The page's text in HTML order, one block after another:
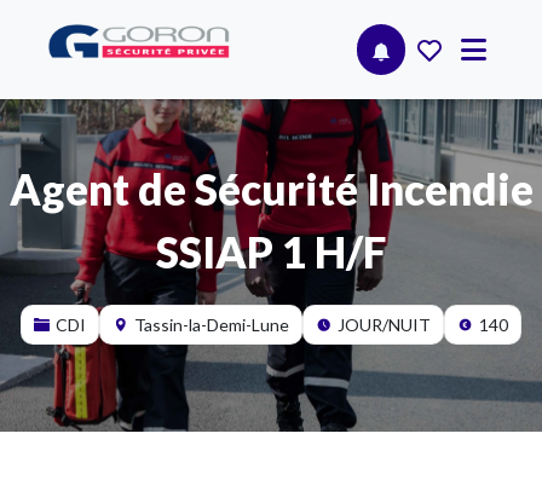
Agent de Sécurité Incendie
SSIAP 1 H/F
CDI Tassin-la-Demi-Lune JOUR/NUIT 140